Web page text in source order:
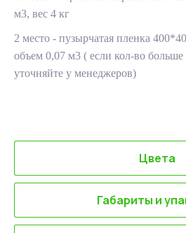
м3, вес 4 кг
2 место - пузырчатая пленка
объем 0,07 м3 ( если кол-во
уточняйте у менеджеров)
Цвета
Габариты и